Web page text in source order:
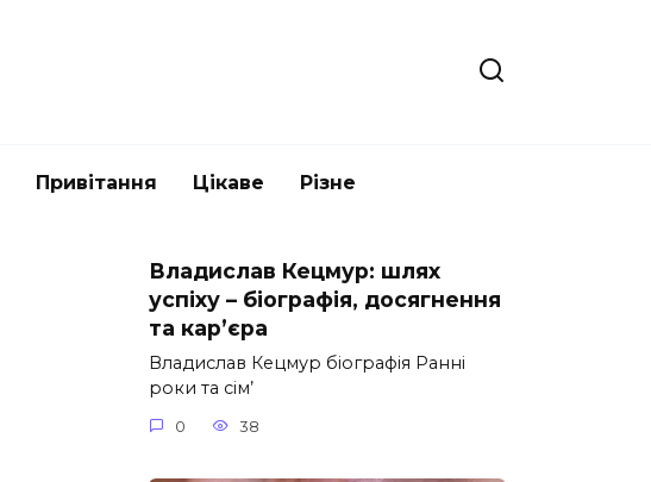
Привітання Цікаве Різне
Владислав Кецмур: шлях
успіху – біографія, досягнення
та кар’єра
Владислав Кецмур біографія Ранні
роки та сім’
0 38